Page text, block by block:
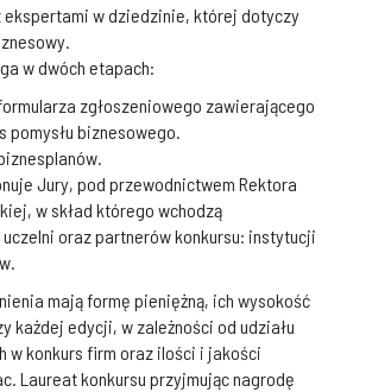
ekspertami w dziedzinie, której dotyczy
w dwóch etapach:
zgłoszeniowego zawierającego
pomysłu biznesowego.
Jury, pod przewodnictwem Rektora
w skład którego wchodzą
oraz partnerów konkursu: instytucji
mają formę pieniężną, ich wysokość
każdej edycji, w zależności od udziału
w konkurs firm oraz ilości i jakości
Laureat konkursu przyjmując nagrodę